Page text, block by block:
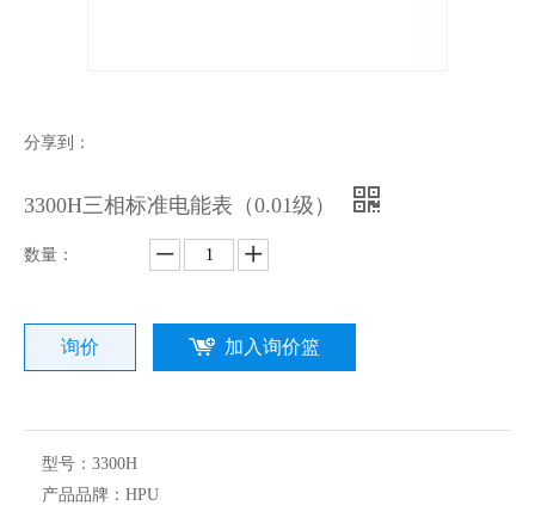
分享到：
3300H三相标准电能表（0.01级）
数量：
询价 加入询价篮
型号： 3300H
产品品牌： HPU